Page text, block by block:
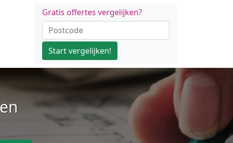
Gratis offertes vergelijken?
Start vergelijken!